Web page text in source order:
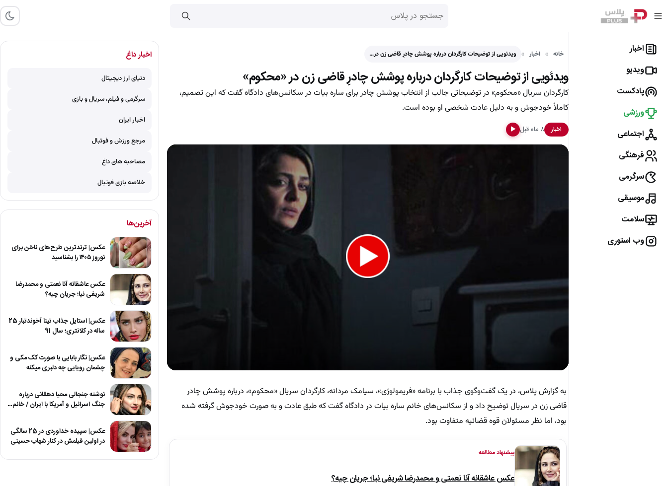
اخبار
ویدیو
پادکست
ورزشی
اجتماعی
فرهنگی
سرگرمی
موسیقی
سلامت
وب استوری
خانه اخبار ویدئویی از توضیحات کارگردان درباره پوشش چادرِ قاضی زن در…
ویدئویی از توضیحات کارگردان درباره پوشش چادرِ قاضی زن در «محکوم»
کارگردان سریال «محکوم» در توضیحاتی جالب از انتخاب پوشش چادر برای ساره بیات در سکانس‌های دادگاه گفت که این تصمیم،
کاملاً خودجوش و به دلیل عادت شخصی او بوده است.
اخبار ۸ ماه قبل ▶
minute,
به گزارش پلاس، در یک گفت‌وگوی جذاب با برنامه «فریمولوژی»، سیامک مردانه، کارگردان سریال «محکوم»، درباره پوشش چادر
قاضی زن در سریال توضیح داد و از سکانس‌های خانم ساره بیات در دادگاه گفت که طبق عادت و به صورت خودجوش گرفته شده
بود، اما نظر مسئولان قوه قضائیه متفاوت بود.
پیشنهاد مطالعه
عکس عاشقانه آنا نعمتی و محمدرضا شریفی نیا؛ جریان چیه؟
اخبار داغ
دنیای ارز دیجیتال
سرگرمی و فیلم، سریال و بازی
اخبار ایران
مرجع ورزش و فوتبال
مصاحبه های داغ
خلاصه بازی فوتبال
آخرین‌ها
عکس| ترندترین طرح‌های ناخن برای
نوروز ۱۴۰۵ را بشناسید
عکس عاشقانه آنا نعمتی و محمدرضا
شریفی نیا؛ جریان چیه؟
عکس| استایل جذاب تینا آخوندتبار 25
ساله در کلانتری؛ سال 91
عکس| نگار بابایی با صورت کک مکی و
چشمان رویایی چه دلبری میکنه
نوشته جنجالی محیا دهقانی درباره
جنگ اسرائیل و آمریکا با ایران / خانم…
عکس| سپیده خداوردی در 25 سالگی
در اولین فیلمش در کنار شهاب حسینی